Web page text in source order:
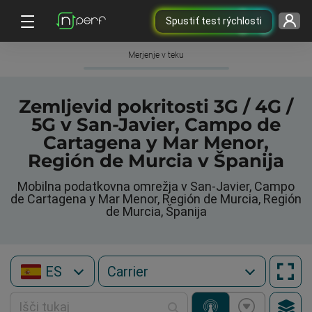
Spustiť test rýchlosti
Merjenje v teku
Zemljevid pokritosti 3G / 4G /
5G v San-Javier, Campo de
Cartagena y Mar Menor,
Región de Murcia v Španija
Mobilna podatkovna omrežja v San-Javier, Campo
de Cartagena y Mar Menor, Región de Murcia, Región
de Murcia, Španija
ES